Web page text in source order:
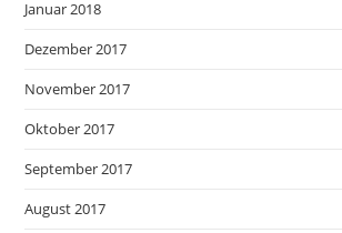
Januar 2018
Dezember 2017
November 2017
Oktober 2017
September 2017
August 2017